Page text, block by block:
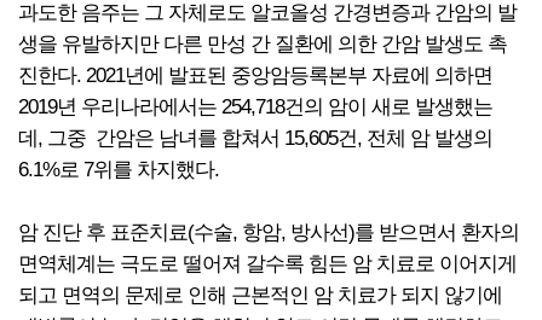
과도한 음주는 그 자체로도 알코올성 간경변증과 간암의 발
생을 유발하지만 다른 만성 간 질환에 의한 간암 발생도 촉
진한다. 2021년에 발표된 중앙암등록본부 자료에 의하면
2019년 우리나라에서는 254,718건의 암이 새로 발생했는
데, 그중 간암은 남녀를 합쳐서 15,605건, 전체 암 발생의
6.1%로 7위를 차지했다.
암 진단 후 표준치료(수술, 항암, 방사선)를 받으면서 환자의
면역체계는 극도로 떨어져 갈수록 힘든 암 치료로 이어지게
되고 면역의 문제로 인해 근본적인 암 치료가 되지 않기에